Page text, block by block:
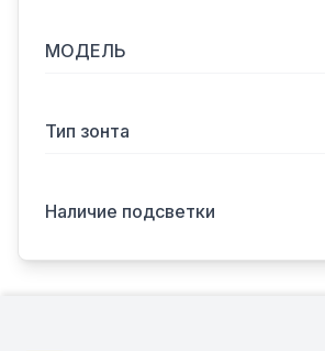
МОДЕЛЬ
Тип зонта
Наличие подсветки